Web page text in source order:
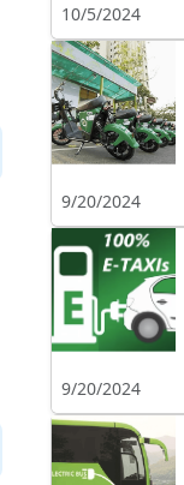
10/5/2024
9/20/2024
9/20/2024